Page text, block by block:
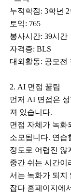
누적학점: 3학년
토익: 765
봉사시간: 39시간
자격증: BLS
대외활동: 공모전
2. AI 면접 꿀팁
먼저 AI 면접은
져 있습니다.
면접 자체가 녹화
소모됩니다. 연습
정도로 어렵진 않
중간 쉬는 시간이
서는 녹화가 되지
잡다 홈페이지에